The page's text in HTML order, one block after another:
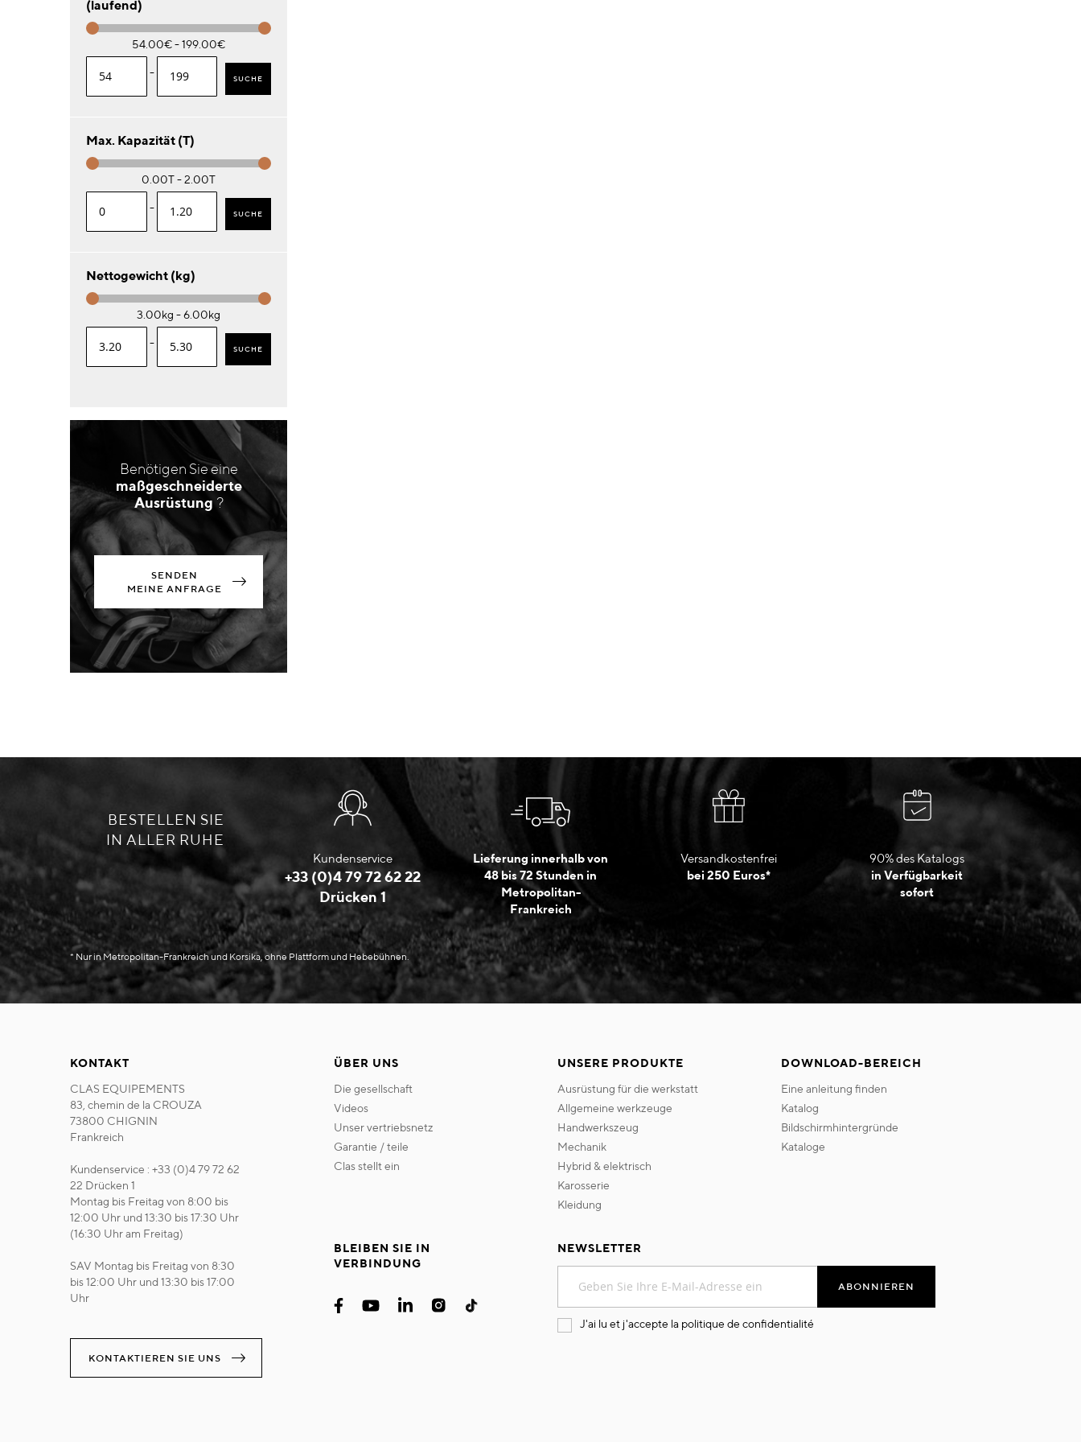
(laufend)
54.00€ - 199.00€
- SUCHE
Max. Kapazität (T)
0.00T - 2.00T
- SUCHE
Nettogewicht (kg)
3.00kg - 6.00kg
- SUCHE
Benötigen Sie eine
maßgeschneiderte
Ausrüstung ?
SENDEN
MEINE ANFRAGE
BESTELLEN SIE
IN ALLER RUHE
Kundenservice
+33 (0)4 79 72 62 22
Drücken 1
Lieferung innerhalb von
48 bis 72 Stunden in
Metropolitan-
Frankreich
Versandkostenfrei
bei 250 Euros*
90% des Katalogs
in Verfügbarkeit
sofort
* Nur in Metropolitan-Frankreich und Korsika, ohne Plattform und Hebebühnen.
KONTAKT
CLAS EQUIPEMENTS
83, chemin de la CROUZA
73800 CHIGNIN
Frankreich
Kundenservice : +33 (0)4 79 72 62
22 Drücken 1
Montag bis Freitag von 8:00 bis
12:00 Uhr und 13:30 bis 17:30 Uhr
(16:30 Uhr am Freitag)
SAV Montag bis Freitag von 8:30
bis 12:00 Uhr und 13:30 bis 17:00
Uhr
KONTAKTIEREN SIE UNS
ÜBER UNS
die gesellschaft
videos
unser vertriebsnetz
garantie / teile
clas stellt ein
UNSERE PRODUKTE
ausrüstung für die werkstatt
allgemeine werkzeuge
handwerkszeug
mechanik
hybrid & elektrisch
karosserie
kleidung
DOWNLOAD-BEREICH
eine anleitung finden
katalog
bildschirmhintergründe
kataloge
BLEIBEN SIE IN
VERBINDUNG
NEWSLETTER
sich
für
ABONNIEREN
J'ai lu et j'accepte la politique de confidentialité